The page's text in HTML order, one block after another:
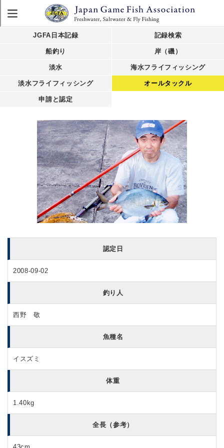
JGFA日本記録 記録検索
船釣り 岸（磯）
淡水 海水フライフィッシング
淡水フライフィッシング オールタックル
申請と認定
認定日
2008-09-02
釣り人
西野 敬
魚種名
イスズミ
体重
1.40kg
全長（参考）